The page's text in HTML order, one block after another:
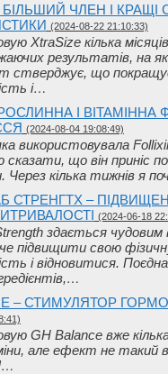
БІЛЬШИЙ ЧЛЕН І КРАЩІ
(2024-08-22 21:10:33)
XtraSize кілька
результатів, на
стверджує, що
і…
РОСЛИННА І
(2024-08-04 19:08:49)
використовувала
сказати, що він приніс
кілька тижнів я
СТРЕНГТХ –
(2024-06-18
здається чудовим
підвищити свою
і відновитися.
– СТИМУЛЯТОР
GH Balance вже
але ефект не такий